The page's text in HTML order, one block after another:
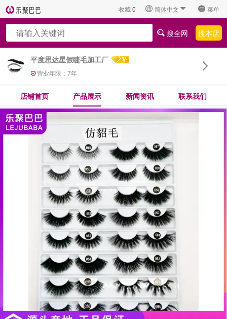
收藏0 简体中文 菜单
平度思达星假睫毛加工厂
营业年限： 7年
搜全网 搜本店
店铺首页 产品展示 新闻资讯 联系我们